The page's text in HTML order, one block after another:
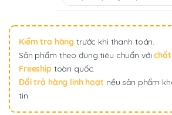
Kiểm tra hàng trước khi thanh toán.
Sản phẩm theo đúng tiêu chuẩn với
Freeshiptoàn quốc.
Đổi trả hàng linh hoạt nếu sản phẩm
tin.